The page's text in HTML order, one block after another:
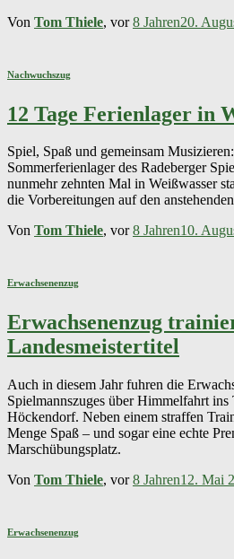
Von Tom Thiele, vor8 Jahren20.
Nachwuchszug
12 Tage Ferienlager in
Spiel, Spaß und gemeinsam
Sommerferienlager des Radeberger
nunmehr zehnten Mal in Weißwasser
die Vorbereitungen auf den
Von Tom Thiele, vor8 Jahren10.
Erwachsenenzug
Erwachsenenzug
Landesmeistertitel
Auch in diesem Jahr fuhren die
Spielmannszuges über Himmelfahrt ins
Höckendorf. Neben einem straffen
Menge Spaß – und sogar eine echte
Marschübungsplatz.
Von Tom Thiele, vor8 Jahren12. Mai
Erwachsenenzug